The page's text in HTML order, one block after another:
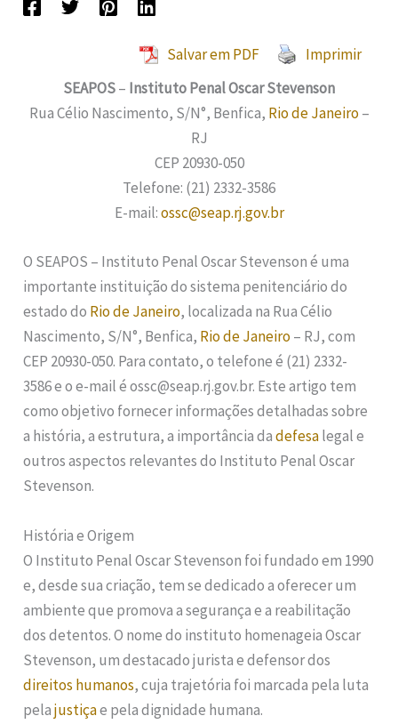
Salvar em PDF
Imprimir
SEAPOS– Instituto Penal Oscar Stevenson
Rua Célio Nascimento, S/N°, Benfica, Rio de Janeiro–
RJ
CEP 20930-050
Telefone: (21) 2332-3586
E-mail:ossc@seap.rj.gov.br
O SEAPOS – Instituto Penal Oscar Stevenson é uma
importante instituição do sistema penitenciário do
estado do Rio de Janeiro, localizada na Rua Célio
Nascimento, S/N°, Benfica, Rio de Janeiro– RJ, com
CEP 20930-050. Para contato, o telefone é (21) 2332-
3586 e o e-mail é ossc@seap.rj.gov.br. Este artigo tem
como objetivo fornecer informações detalhadas sobre
a história, a estrutura, a importância dadefesalegal e
outros aspectos relevantes do Instituto Penal Oscar
Stevenson.
História e Origem
O Instituto Penal Oscar Stevenson foi fundado em 1990
e, desde sua criação, tem se dedicado a oferecer um
ambiente que promova a segurança e a reabilitação
dos detentos. O nome do instituto homenageia Oscar
Stevenson, um destacado jurista e defensor dos
direitos humanos, cuja trajetória foi marcada pela luta
pelajustiçae pela dignidade humana.